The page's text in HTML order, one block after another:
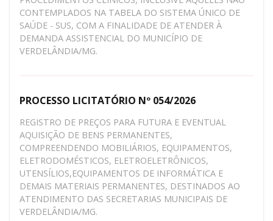
CONTEMPLADOS NA TABELA DO SISTEMA ÚNICO DE
SAÚDE - SUS, COM A FINALIDADE DE ATENDER À
DEMANDA ASSISTENCIAL DO MUNICÍPIO DE
VERDELÂNDIA/MG.
PROCESSO LICITATÓRIO Nº 054/2026
REGISTRO DE PREÇOS PARA FUTURA E EVENTUAL
AQUISIÇÃO DE BENS PERMANENTES,
COMPREENDENDO MOBILIÁRIOS, EQUIPAMENTOS,
ELETRODOMÉSTICOS, ELETROELETRÔNICOS,
UTENSÍLIOS,EQUIPAMENTOS DE INFORMÁTICA E
DEMAIS MATERIAIS PERMANENTES, DESTINADOS AO
ATENDIMENTO DAS SECRETARIAS MUNICIPAIS DE
VERDELÂNDIA/MG.